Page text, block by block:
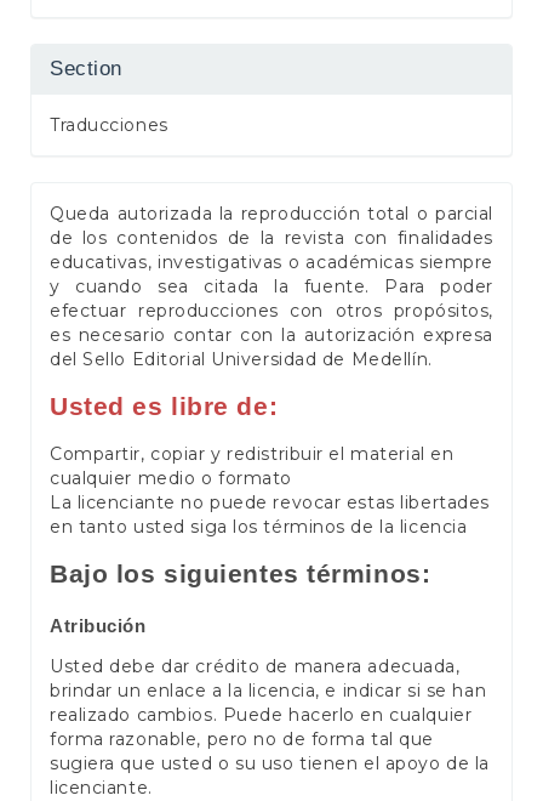
Section
Traducciones
Queda autorizada la reproducción total o parcial
de los contenidos de la revista con finalidades
educativas, investigativas o académicas siempre
y cuando sea citada la fuente. Para poder
efectuar reproducciones con otros propósitos,
es necesario contar con la autorización expresa
del Sello Editorial Universidad de Medellín.
Usted es libre de:
Compartir, copiar y redistribuir el material en
cualquier medio o formato
La licenciante no puede revocar estas libertades
en tanto usted siga los términos de la licencia
Bajo los siguientes términos:
Atribución
Usted debe dar crédito de manera adecuada,
brindar un enlace a la licencia, e indicar si se han
realizado cambios. Puede hacerlo en cualquier
forma razonable, pero no de forma tal que
sugiera que usted o su uso tienen el apoyo de la
licenciante.